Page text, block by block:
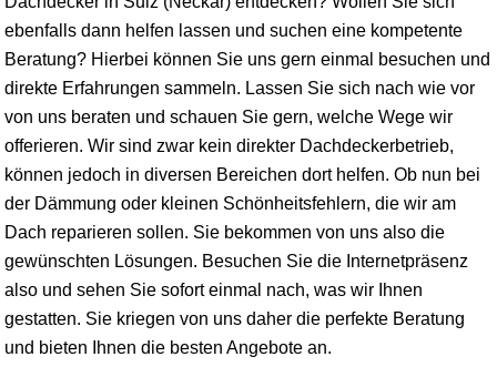
ebenfalls dann helfen lassen und suchen eine kompetente
Beratung? Hierbei können Sie uns gern einmal besuchen und
direkte Erfahrungen sammeln. Lassen Sie sich nach wie vor
von uns beraten und schauen Sie gern, welche Wege wir
offerieren. Wir sind zwar kein direkter Dachdeckerbetrieb,
können jedoch in diversen Bereichen dort helfen. Ob nun bei
der Dämmung oder kleinen Schönheitsfehlern, die wir am
Dach reparieren sollen. Sie bekommen von uns also die
gewünschten Lösungen. Besuchen Sie die Internetpräsenz
also und sehen Sie sofort einmal nach, was wir Ihnen
gestatten. Sie kriegen von uns daher die perfekte Beratung
und bieten Ihnen die besten Angebote an.